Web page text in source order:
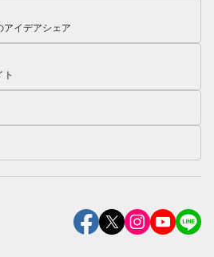
アイデアシェア
ト